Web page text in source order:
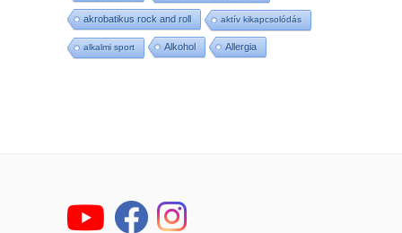
akrobatikus rock and roll aktív kikapcsolódás
alkalmi sport Alkohol Allergia